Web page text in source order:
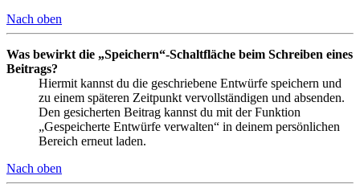
Nach oben
Was bewirkt die „Speichern“-Schaltfläche beim Schreiben eines
Beitrags?
Hiermit kannst du die geschriebene Entwürfe speichern und
zu einem späteren Zeitpunkt vervollständigen und absenden.
Den gesicherten Beitrag kannst du mit der Funktion
„Gespeicherte Entwürfe verwalten“ in deinem persönlichen
Bereich erneut laden.
Nach oben